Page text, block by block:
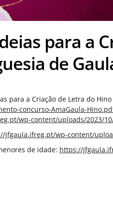
para a
de
para a Criação de Letra do
concurso-AmaGaula-
wp-content/uploads/2023/
jfgaula.ifreg.pt/wp-content/
de idade: https://